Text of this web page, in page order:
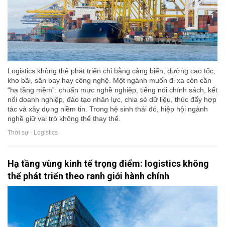
Logistics không thể phát triển chỉ bằng cảng biển, đường cao tốc,
kho bãi, sân bay hay công nghệ. Một ngành muốn đi xa còn cần
“hạ tầng mềm”: chuẩn mực nghề nghiệp, tiếng nói chính sách, kết
nối doanh nghiệp, đào tạo nhân lực, chia sẻ dữ liệu, thúc đẩy hợp
tác và xây dựng niềm tin. Trong hệ sinh thái đó, hiệp hội ngành
nghề giữ vai trò không thể thay thế.
Thời sự - Logistics
Hạ tầng vùng kinh tế trọng điểm: logistics không
thể phát triển theo ranh giới hành chính